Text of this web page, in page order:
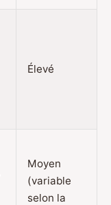
Élevé
Moyen
(variable
selon la